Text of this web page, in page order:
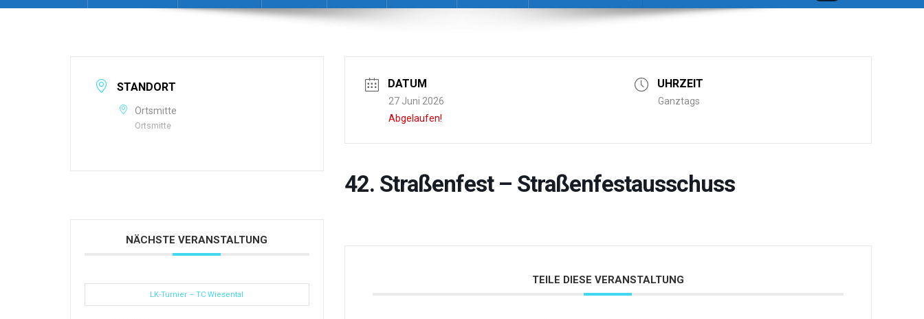
STANDORT
Ortsmitte
Ortsmitte
NÄCHSTE VERANSTALTUNG
LK-Turnier – TC Wiesental
DATUM
27 Juni 2026
Abgelaufen!
UHRZEIT
Ganztags
42. Straßenfest – Straßenfestausschuss
TEILE DIESE VERANSTALTUNG